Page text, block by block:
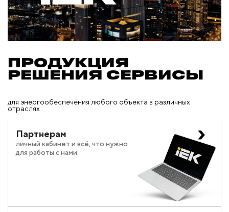
ПРОДУКЦИЯ
РЕШЕНИЯ СЕРВИСЫ
для энергообеспечения любого объекта в различных
отраслях
Партнерам
личный кабинет и всё, что нужно
для работы с нами